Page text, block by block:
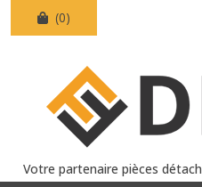
(0)
Votre partenaire pièces